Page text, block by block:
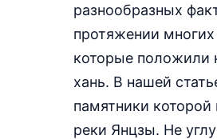
разнообразных
протяжении
которые положили
хань. В нашей
памятники
реки Янцзы. Не